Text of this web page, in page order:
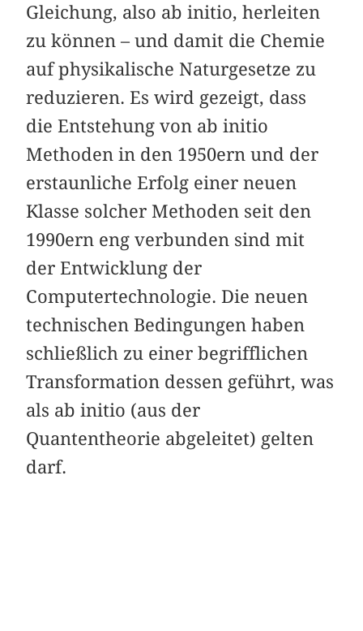
Gleichung, also ab initio, herleiten
zu können – und damit die Chemie
auf physikalische Naturgesetze zu
reduzieren. Es wird gezeigt, dass
die Entstehung von ab initio
Methoden in den 1950ern und der
erstaunliche Erfolg einer neuen
Klasse solcher Methoden seit den
1990ern eng verbunden sind mit
der Entwicklung der
Computertechnologie. Die neuen
technischen Bedingungen haben
schließlich zu einer begrifflichen
Transformation dessen geführt, was
als ab initio (aus der
Quantentheorie abgeleitet) gelten
darf.